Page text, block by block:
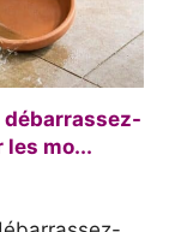
débarrassez-
les mo...